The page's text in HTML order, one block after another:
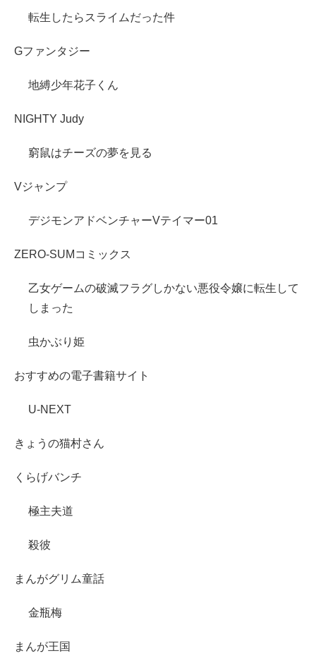
転生したらスライムだった件
Gファンタジー
地縛少年花子くん
NIGHTY Judy
窮鼠はチーズの夢を見る
Vジャンプ
デジモンアドベンチャーVテイマー01
ZERO-SUMコミックス
乙女ゲームの破滅フラグしかない悪役令嬢に転生して
しまった
虫かぶり姫
おすすめの電子書籍サイト
U-NEXT
きょうの猫村さん
くらげバンチ
極主夫道
殺彼
まんがグリム童話
金瓶梅
まんが王国